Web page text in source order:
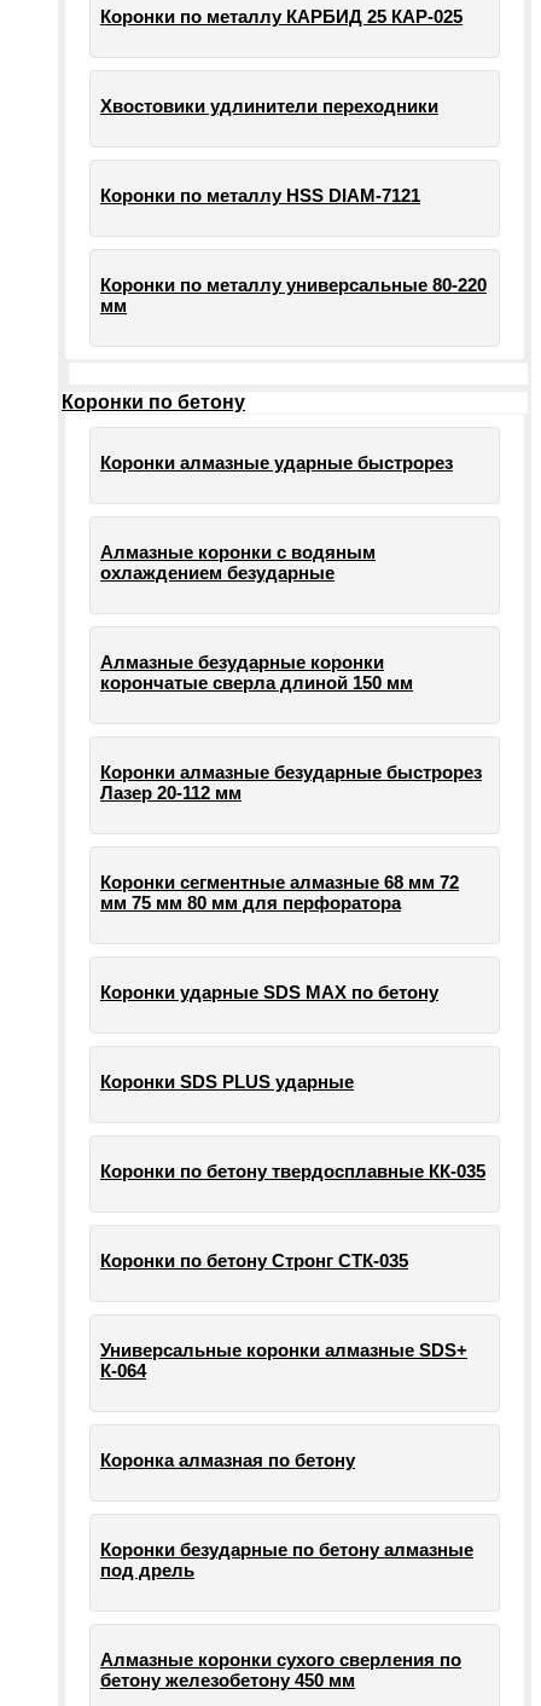
Коронки по металлу КАРБИД 25 КАР-025
Хвостовики удлинители переходники
Коронки по металлу HSS DIAM-7121
Коронки по металлу универсальные 80-220
мм
Коронки по бетону
Коронки алмазные ударные быстрорез
Алмазные коронки с водяным
охлаждением безударные
Алмазные безударные коронки
корончатые сверла длиной 150 мм
Коронки алмазные безударные быстрорез
Лазер 20-112 мм
Коронки сегментные алмазные 68 мм 72
мм 75 мм 80 мм для перфоратора
Коронки ударные SDS MAX по бетону
Коронки SDS PLUS ударные
Коронки по бетону твердосплавные КК-035
Коронки по бетону Стронг СТК-035
Универсальные коронки алмазные SDS+
К-064
Коронка алмазная по бетону
Коронки безударные по бетону алмазные
под дрель
Алмазные коронки сухого сверления по
бетону железобетону 450 мм